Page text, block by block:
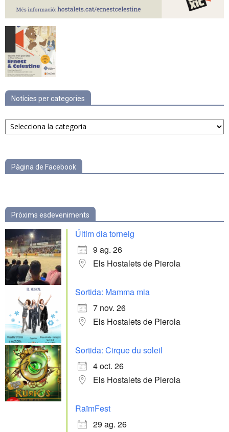
Notícies per categories
Notícies
per
Pàgina de Facebook
Pròxims esdeveniments
Últim dia torneig
9 ag. 26
Els Hostalets de Pierola
Sortida: Mamma mia
7 nov. 26
Els Hostalets de Pierola
Sortida: Cirque du soleil
4 oct. 26
Els Hostalets de Pierola
RaïmFest
29 ag. 26